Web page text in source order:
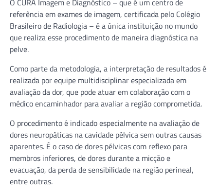
referência em exames de imagem, certificada pelo Colégio
Brasileiro de Radiologia – é a única instituição no mundo
que realiza esse procedimento de maneira diagnóstica na
pelve.
Como parte da metodologia, a interpretação de resultados é
realizada por equipe multidisciplinar especializada em
avaliação da dor, que pode atuar em colaboração com o
médico encaminhador para avaliar a região comprometida.
O procedimento é indicado especialmente na avaliação de
dores neuropáticas na cavidade pélvica sem outras causas
aparentes. É o caso de dores pélvicas com reflexo para
membros inferiores, de dores durante a micção e
evacuação, da perda de sensibilidade na região perineal,
entre outras.